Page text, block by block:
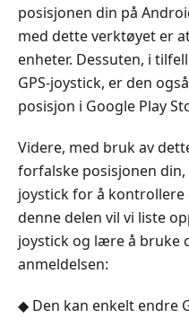
posisjonen din på
med dette verktøyet er
enheter. Dessuten, i
GPS-joystick, er den
posisjon i Google Play
Videre, med bruk av
forfalske posisjonen
joystick for å kontrollere
denne delen vil vi liste
joystick og lære å bruke
anmeldelsen:
◆ Den kan enkelt endre